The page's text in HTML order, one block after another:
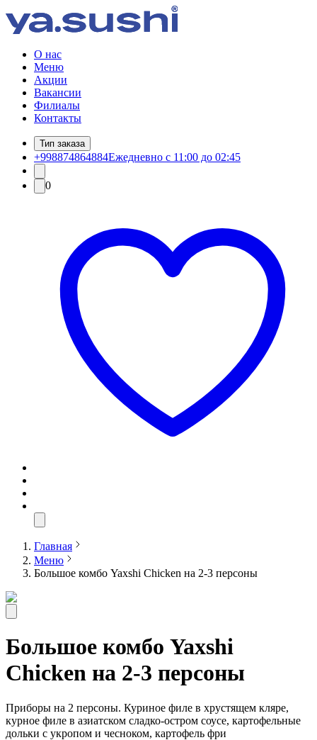
О нас
Меню
Акции
Вакансии
Филиалы
Контакты
Тип заказа
+998874864884Ежедневно с 11:00 до 02:45
0
Главная
Меню
Большое комбо Yaxshi Chicken на 2-3 персоны
Большое комбо Yaxshi
Chicken на 2-3 персоны
Приборы на 2 персоны. Куриное филе в хрустящем кляре,
курное филе в азиатском сладко-остром соусе, картофельные
дольки с укропом и чесноком, картофель фри